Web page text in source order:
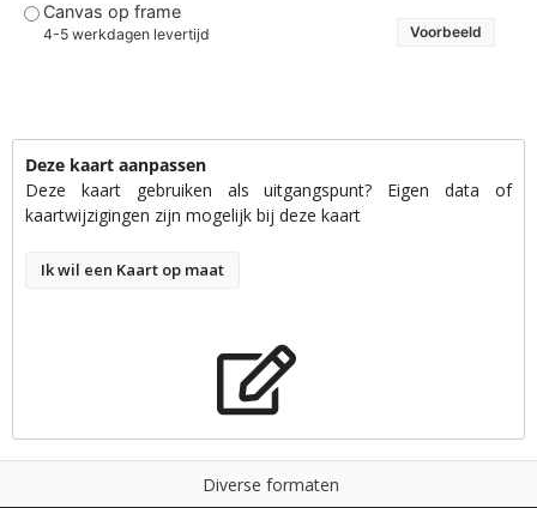
Canvas op frame
4-5 werkdagen levertijd Voorbeeld
Deze kaart aanpassen
Deze kaart gebruiken als uitgangspunt? Eigen data of
kaartwijzigingen zijn mogelijk bij deze kaart
Ik wil een Kaart op maat
Diverse formaten